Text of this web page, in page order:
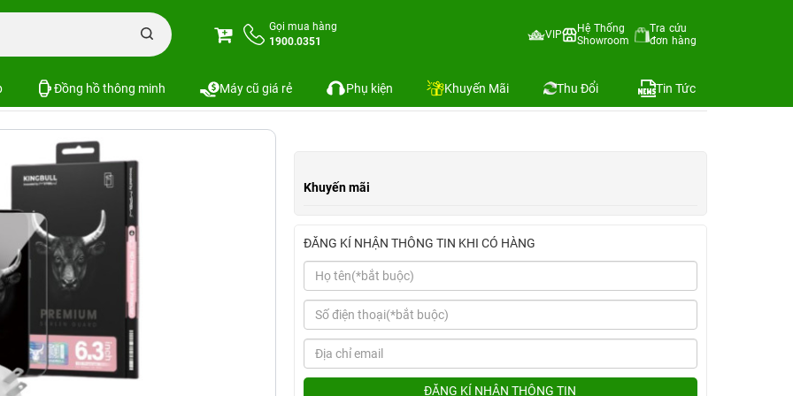
Gọi mua hàng
1900.0351
VIP
Hệ Thống
Showroom
Tra cứu
đơn hàng
Đồng hồ thông minh Máy cũ giá rẻ Phụ kiện Khuyến Mãi Thu Đổi Tin Tức
Combo phụ kiện iPhone 16 Series Combo iPhone 16 Pro (Cốc 25W Belkin+Ốp ESR+Dán Mipow)
ESR+Dán Mipow)
Khuyến mãi
ĐĂNG KÍ NHẬN THÔNG TIN KHI CÓ HÀNG
ĐĂNG KÍ NHẬN THÔNG TIN